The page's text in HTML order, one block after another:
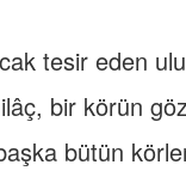
tesir eden
bir körün
bütün